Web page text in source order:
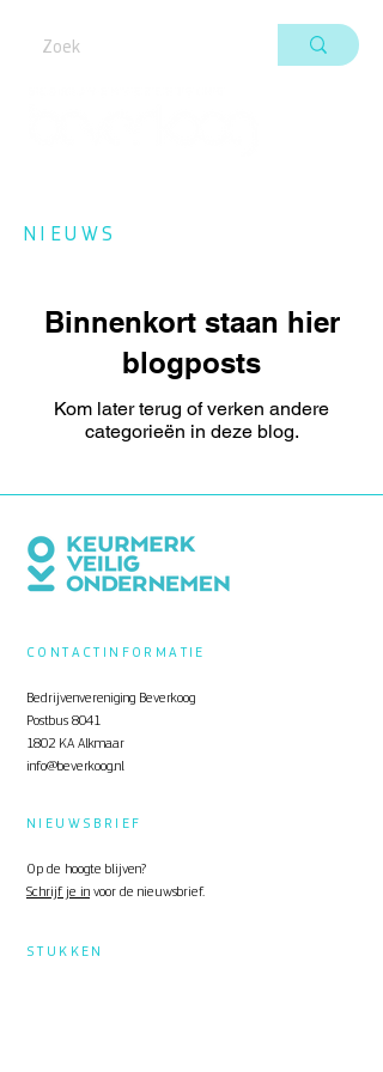
NIEUWS
Binnenkort staan hier
blogposts
Kom later terug of verken andere
categorieën in deze blog.
CONTACTINFORMATIE
Bedrijvenvereniging Beverkoog
Postbus 8041
1802 KA Alkmaar
info@beverkoog.nl
NIEUWSBRIEF
Op de hoogte blijven?
Schrijf je in voor de nieuwsbrief.
STUKKEN